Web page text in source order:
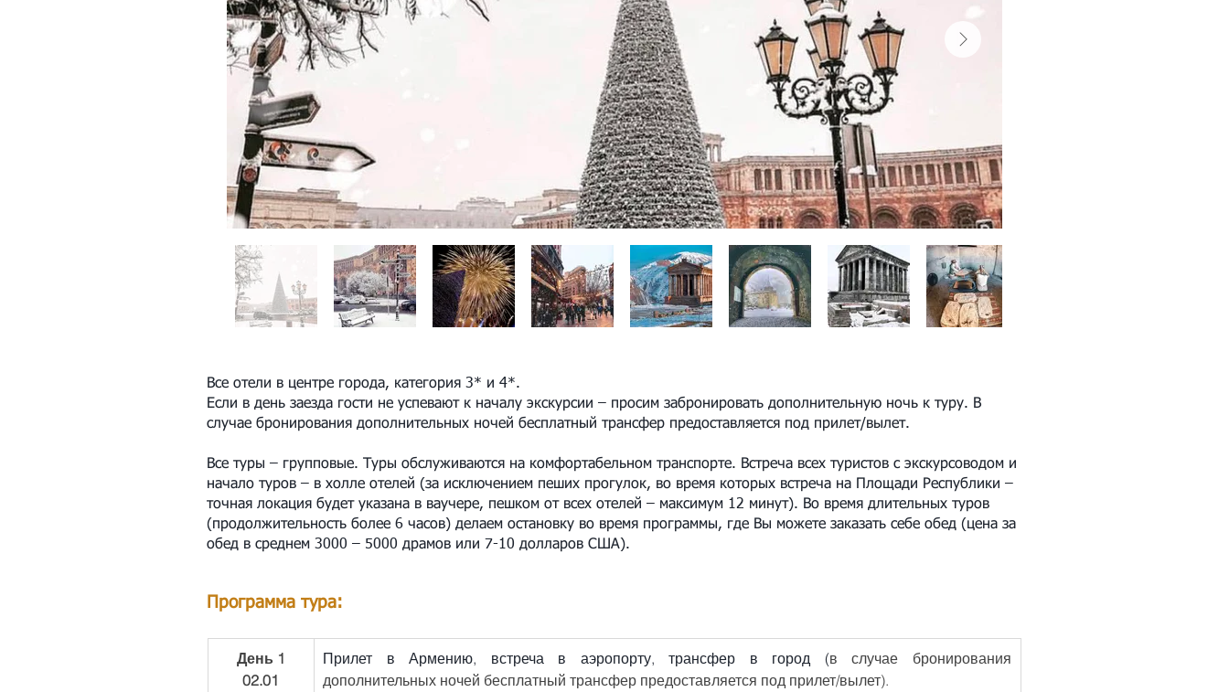
Все отели в центре города, категория 3* и 4*.
Если в день заезда гости не успевают к началу экскурсии – просим забронировать дополнительную ночь к туру. В
случае бронирования дополнительных ночей бесплатный трансфер предоставляется под прилет/вылет.
Все туры – групповые. Туры обслуживаются на комфортабельном транспорте. Встреча всех туристов с экскурсоводом и
начало туров – в холле отелей (за исключением пеших прогулок, во время которых встреча на Площади Республики –
точная локация будет указана в ваучере, пешком от всех отелей – максимум 12 минут). Во время длительных туров
(продолжительность более 6 часов) делаем остановку во время программы, где Вы можете заказать себе обед (цена за
обед в среднем 3000 – 5000 драмов или 7-10 долларов США).
Программа тура:
День 1
02.01
Прилет в Армению, встреча в аэропорту, трансфер в город (в случае бронирования
дополнительных ночей бесплатный трансфер предоставляется под прилет/вылет).